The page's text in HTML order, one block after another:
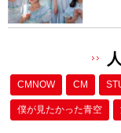
CMNOW CM
僕が⾒たかった⻘空